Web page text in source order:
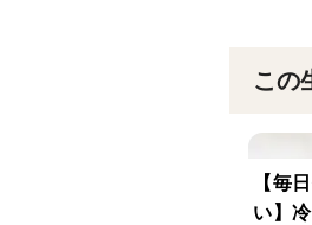
この
【毎
い】